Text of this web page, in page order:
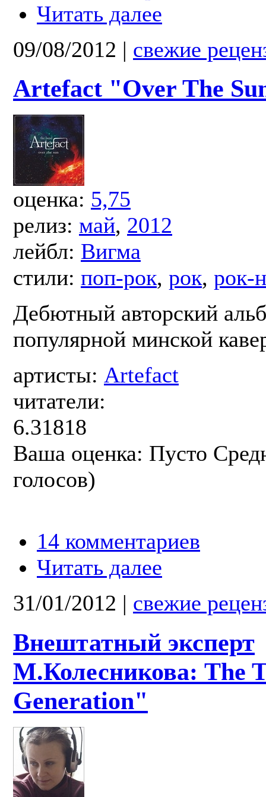
Читать далее
09/08/2012 | свежие
Artefact "Over The
оценка: 5,75
релиз: май, 2012
лейбл: Вигма
стили: поп-рок, рок, рок-
Дебютный авторский
популярной минской
артисты: Artefact
читатели:
6.31818
Ваша оценка: Пусто
голосов)
14 комментариев
Читать далее
31/01/2012 | свежие
Внештатный эксперт
М.Колесникова: The
Generation"